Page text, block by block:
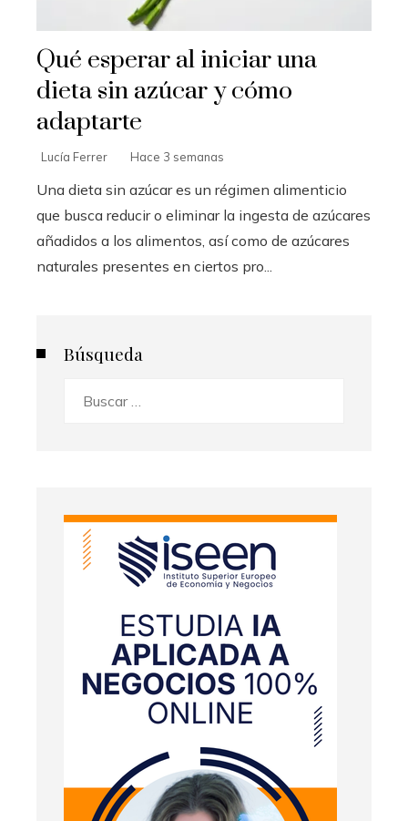
Qué esperar al iniciar una
dieta sin azúcar y cómo
adaptarte
Lucía Ferrer Hace 3 semanas
Una dieta sin azúcar es un régimen alimenticio
que busca reducir o eliminar la ingesta de azúcares
añadidos a los alimentos, así como de azúcares
naturales presentes en ciertos pro...
Búsqueda